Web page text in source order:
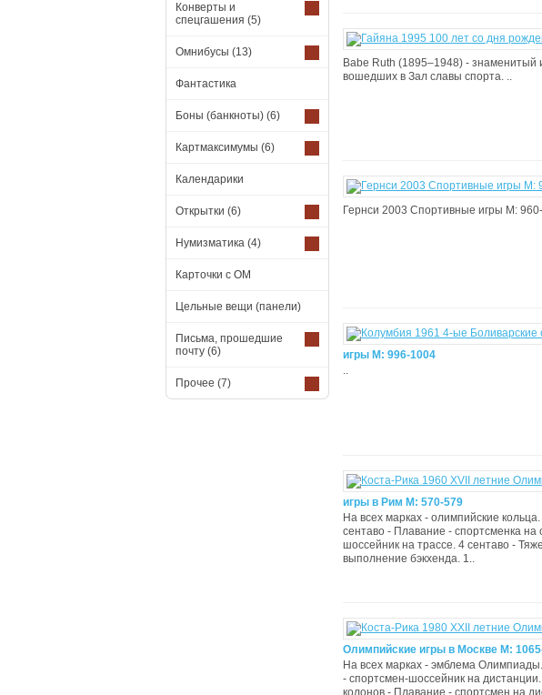
Конверты и
спецгашения (5)
Омнибусы (13)
Фантастика
Боны (банкноты) (6)
Картмаксимумы (6)
Календарики
Открытки (6)
Нумизматика (4)
Карточки с ОМ
Цельные вещи (панели)
Письма, прошедшие
почту (6)
Прочее (7)
Babe Ruth (1895–1948) - знаменитый
вошедших в Зал славы спорта. ..
Гернси 2003 Спортивные игры М:
игры М: 996-1004
..
игры в Рим М: 570-579
На всех марках - олимпийские
сентаво - Плавание - спортсменка на
шоссейник на трассе. 4 сентаво -
выполнение бэкхенда. 1..
Олимпийские игры в Москве М:
На всех марках - эмблема
- спортсмен-шоссейник на
колонов - Плавание - спортсмен на